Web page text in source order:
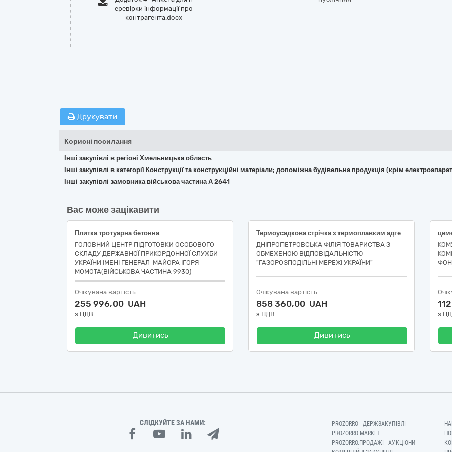
еревірки інформації про
контрагента.docx
Друкувати
Корисні посилання
Інші закупівлі в регіоні Хмельницька область
Інші закупівлі в категорії Конструкції та конструкційні матеріали; допоміжна будівельна продукція (крім
Інші закупівлі замовника військова частина А 2641
Вас може зацікавити
Плитка тротуарна бетонна
ГОЛОВНИЙ ЦЕНТР ПІДГОТОВКИ ОСОБОВОГО
СКЛАДУ ДЕРЖАВНОЇ ПРИКОРДОННОЇ СЛУЖБИ
УКРАЇНИ ІМЕНІ ГЕНЕРАЛ-МАЙОРА ІГОРЯ
МОМОТА(ВІЙСЬКОВА ЧАСТИНА 9930)
Очікувана вартість
255 996,00 UAH
з ПДВ
Дивитись
Термоусадкова стрічка з термоплавким адгезивним підшарком
ДНІПРОПЕТРОВСЬКА ФІЛІЯ ТОВАРИСТВА З
ОБМЕЖЕНОЮ ВІДПОВІДАЛЬНІСТЮ
"ГАЗОРОЗПОДІЛЬНІ МЕРЕЖІ УКРАЇНИ"
Очікувана вартість
858 360,00 UAH
з ПДВ
Дивитись
з
СЛІДКУЙТЕ ЗА НАМИ:
PROZORRO - ДЕРЖЗАКУПІВЛІ
PROZORRO MARKET
PROZORRO.ПРОДАЖІ - АУКЦІОНИ